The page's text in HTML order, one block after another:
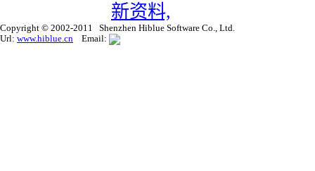
新资料,
Copyright © 2002-2011 Shenzhen Hiblue Software Co., Ltd.
Url: www.hiblue.cn Email: